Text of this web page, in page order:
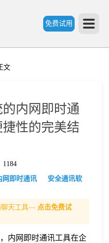
免费试用
文
内网即时通
性的完美结
1184
网即时通讯
安全通讯软
聊天工具— 点击免费试
内网即时通讯工具在企